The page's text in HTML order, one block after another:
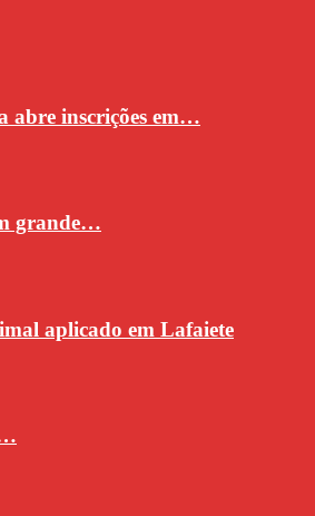
abre inscrições em…
grande…
aplicado em Lafaiete